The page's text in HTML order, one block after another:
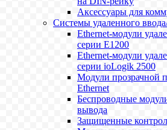
Аксессуары для
Системы удаленного
Ethernet-модули
серии E1200
Ethernet-модули
серии ioLogik 2500
Модули прозрачной
Ethernet
Беспроводные
вывода
Защищенные